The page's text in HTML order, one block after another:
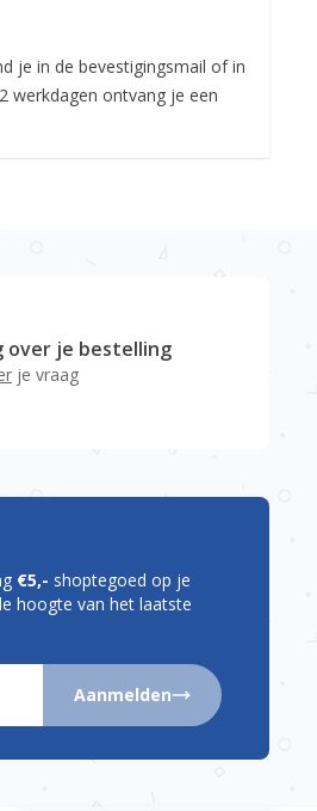
je in de bevestigingsmail of in
werkdagen ontvang je een
over je bestelling
je vraag
€5,- shoptegoed op je
hoogte van het laatste
Aanmelden